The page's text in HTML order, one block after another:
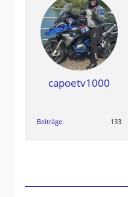
capoetv1000
Beiträge 133